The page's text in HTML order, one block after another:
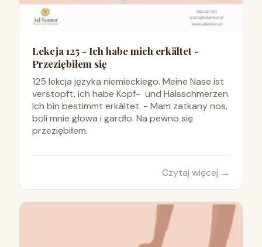
Lekcja 125 - Ich habe mich erkältet -
Przeziębiłem się
125 lekcja języka niemieckiego. Meine Nase ist
verstopft, ich habe Kopf- und Halsschmerzen.
Ich bin bestimmt erkältet. - Mam zatkany nos,
boli mnie głowa i gardło. Na pewno się
przeziębiłem.
Czytaj więcej →